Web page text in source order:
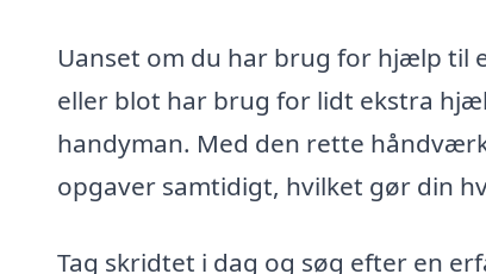
Uanset om du har brug for hjælp til
eller blot har brug for lidt ekstra
handyman. Med den rette
opgaver samtidigt, hvilket gør din
Tag skridtet i dag og søg efter en